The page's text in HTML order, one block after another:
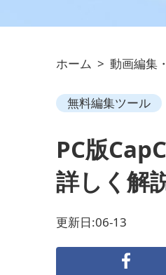
ホーム > 動画編集
無料編集ツール
PC版
詳しく解
更新日:06-13